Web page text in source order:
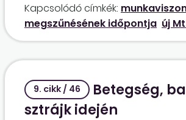
utoljára november 21. napja
fenn? Vagy a következő nappal
megszüntetni a munkaviszonyt,
utáni időszakban is történt még
Kapcsolódó címkék:
megszűnésének időpontja új
9. cikk / 46
Betegség,
sztrájk idején